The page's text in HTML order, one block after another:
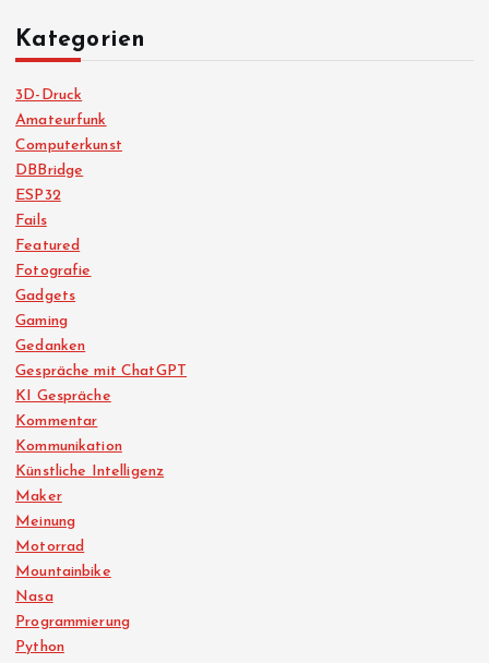
Kategorien
3D-Druck
Amateurfunk
Computerkunst
DBBridge
ESP32
Fails
Featured
Fotografie
Gadgets
Gaming
Gedanken
Gespräche mit ChatGPT
KI Gespräche
Kommentar
Kommunikation
Künstliche Intelligenz
Maker
Meinung
Motorrad
Mountainbike
Nasa
Programmierung
Python